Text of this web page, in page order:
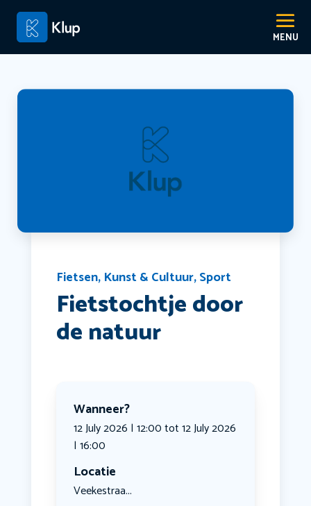
Fietsen, Kunst & Cultuur,Sport
Fietstochtje door
de natuur
Wanneer?
12 July 2026 | 12:00 tot 12 July 2026
| 16:00
Locatie
Veekestraa...